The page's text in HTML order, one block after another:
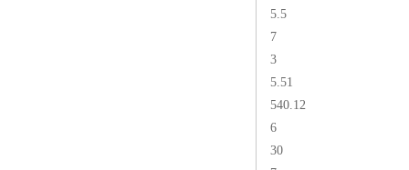
5.5
7
3
5.51
540.12
6
30